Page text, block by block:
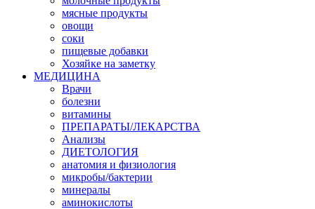
мясные продукты
овощи
соки
пищевые добавки
Хозяйке на заметку
МЕДИЦИНА
Врачи
болезни
витамины
ПРЕПАРАТЫ/ЛЕКАРСТВА
Анализы
ДИЕТОЛОГИЯ
анатомия и физиология
микробы/бактерии
минералы
аминокислоты